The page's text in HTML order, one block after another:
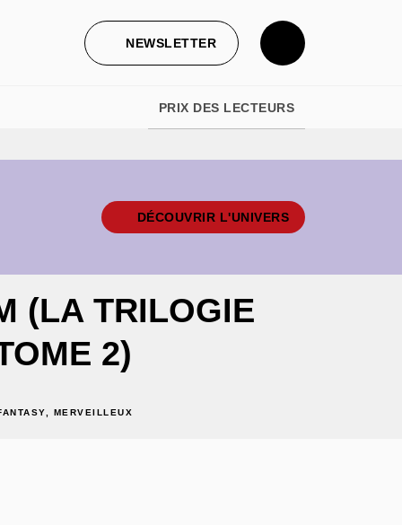
NEWSLETTER
PRIX DES LECTEURS
DÉCOUVRIR L'UNIVERS
(LA TRILOGIE
2)
MERVEILLEUX